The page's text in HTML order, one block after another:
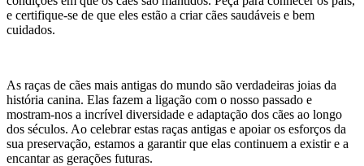
e certifique-se de que eles estão a criar cães saudáveis e bem
cuidados.
As raças de cães mais antigas do mundo são verdadeiras joias da
história canina. Elas fazem a ligação com o nosso passado e
mostram-nos a incrível diversidade e adaptação dos cães ao longo
dos séculos. Ao celebrar estas raças antigas e apoiar os esforços da
sua preservação, estamos a garantir que elas continuem a existir e a
encantar as gerações futuras.